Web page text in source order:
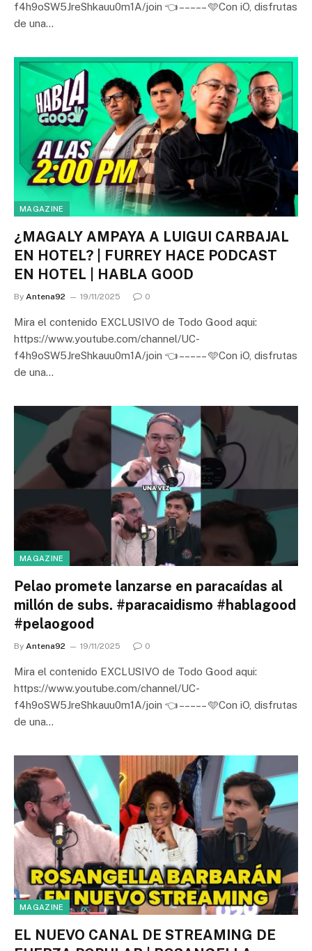
f4h9oSW5JreShkauu0m1A/join 👈 – – – – – 🩵Con iO, disfrutas
de una…
MAGAZINE
¿MAGALY AMPAYA A LUIGUI CARBAJAL
EN HOTEL? | FURREY HACE PODCAST
EN HOTEL | HABLA GOOD
By Antena92 19/11/2025 0
Mira el contenido EXCLUSIVO de Todo Good aqui:
https://www.youtube.com/channel/UC-
f4h9oSW5JreShkauu0m1A/join 👈 – – – – – 🩵Con iO, disfrutas
de una…
MAGAZINE
Pelao promete lanzarse en paracaídas al
millón de subs. #paracaidismo #hablagood
#pelaogood
By Antena92 19/11/2025 0
Mira el contenido EXCLUSIVO de Todo Good aqui:
https://www.youtube.com/channel/UC-
f4h9oSW5JreShkauu0m1A/join 👈 – – – – – 🩵Con iO, disfrutas
de una…
MAGAZINE
EL NUEVO CANAL DE STREAMING DE